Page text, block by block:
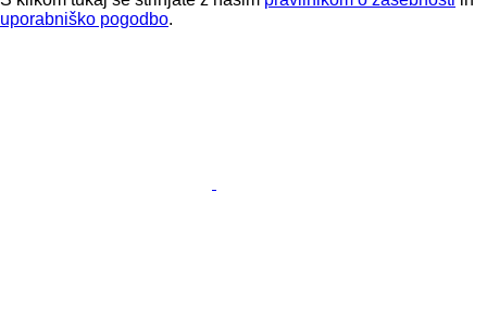
uporabniško pogodbo.